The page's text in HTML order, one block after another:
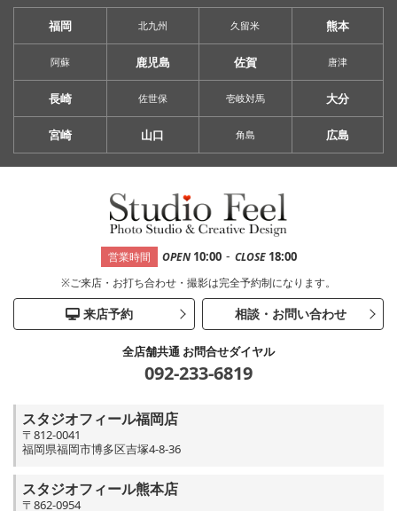
福岡 北九州 久留米 熊本
阿蘇 鹿児島 佐賀 唐津
長崎 佐世保 壱岐対馬 大分
宮崎 山口 角島 広島
営業時間 OPEN 10:00 - CLOSE 18:00
※ご来店・お打ち合わせ・撮影は完全予約制になります。
来店予約 相談・お問い合わせ
全店舗共通 お問合せダイヤル
092-233-6819
スタジオフィール福岡店
〒812-0041
福岡県福岡市博多区吉塚4-8-36
スタジオフィール熊本店
〒862-0954